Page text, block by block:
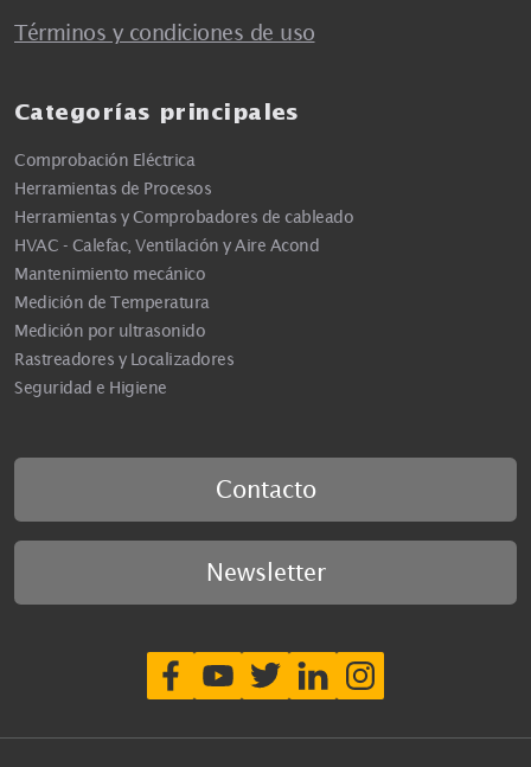
Términos y condiciones de uso
Categorías principales
Comprobación Eléctrica
Herramientas de Procesos
Herramientas y Comprobadores de cableado
HVAC - Calefac, Ventilación y Aire Acond
Mantenimiento mecánico
Medición de Temperatura
Medición por ultrasonido
Rastreadores y Localizadores
Seguridad e Higiene
Contacto
Newsletter